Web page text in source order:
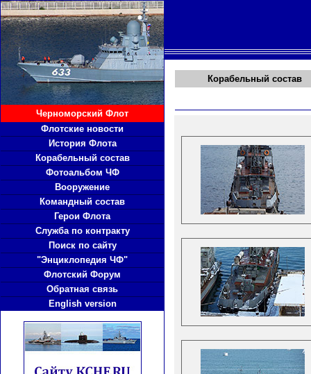
Черноморский Флот
Флотские новости
История Флота
Корабельный состав
Фотоальбом ЧФ
Вооружение
Командный состав
Герои Флота
Служба по контракту
Поиск по сайту
"Энциклопедия ЧФ"
Флотский Форум
Обратная связь
English version
Корабельный состав